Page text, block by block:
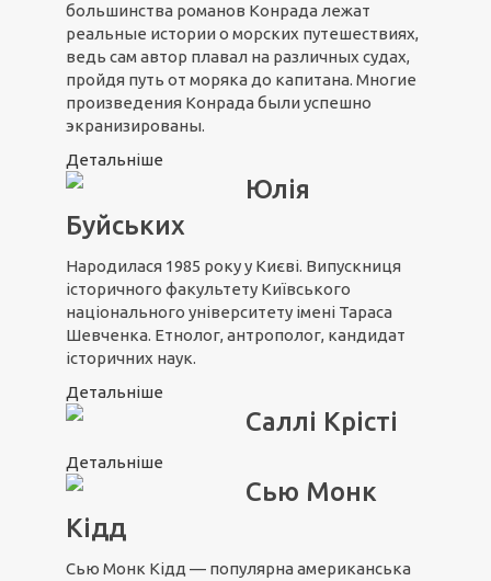
большинства романов Конрада лежат
реальные истории о морских путешествиях,
ведь сам автор плавал на различных судах,
пройдя путь от моряка до капитана. Многие
произведения Конрада были успешно
экранизированы.
Детальніше
Юлія
Буйських
Народилася 1985 року у Києві. Випускниця
історичного факультету Київського
національного університету імені Тараса
Шевченка. Етнолог, антрополог, кандидат
історичних наук.
Детальніше
Саллі Крісті
Детальніше
Сью Монк
Кідд
Сью Монк Кідд — популярна американська